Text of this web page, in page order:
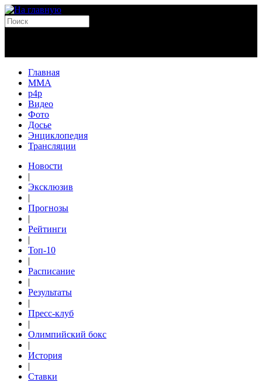
Главная
MMA
p4p
Видео
Фото
Досье
Энциклопедия
Трансляции
Новости
|
Эксклюзив
|
Прогнозы
|
Рейтинги
|
Топ-10
|
Расписание
|
Результаты
|
Пресс-клуб
|
Олимпийский бокс
|
История
|
Ставки